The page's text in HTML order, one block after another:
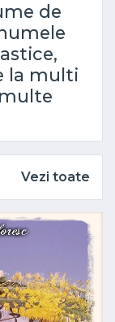
de
la multi
Vezi toate